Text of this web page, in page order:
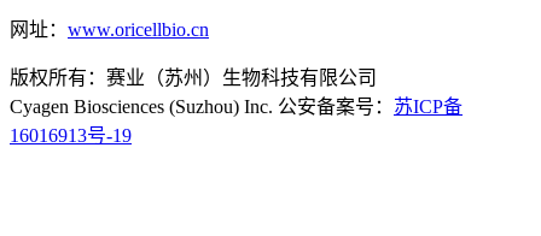
网址： www.oricellbio.cn
版权所有：赛业（苏州）生物科技有限公司
Cyagen Biosciences (Suzhou) Inc. 公安备案号： 苏ICP备
16016913号-19